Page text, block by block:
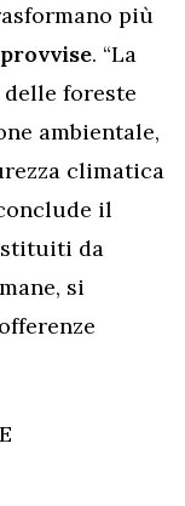
più
. “La
foreste
ambientale,
climatica
il
da
si